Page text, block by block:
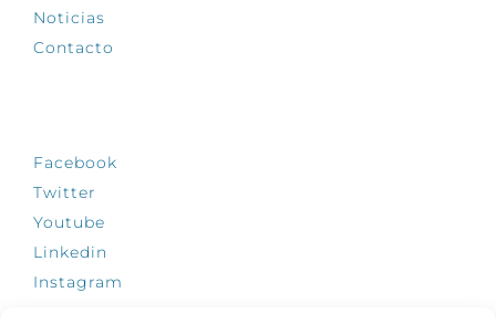
Noticias
Contacto
Facebook
Twitter
Youtube
Linkedin
Instagram